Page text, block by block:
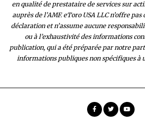
en qualité de prestataire de services sur
auprès de l’AMF. eToro USA LLC n’offre
déclaration et n’assume aucune
ou à l’exhaustivité des informations
publication, qui a été préparée par notre
informations publiques non spécifiques à